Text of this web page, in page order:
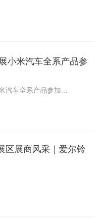
小米汽车全系产品参
汽车全系产品参加…
区展商风采｜爱尔铃